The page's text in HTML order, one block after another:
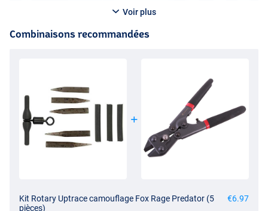
Voir plus
Combinaisons recommandées
Kit Rotary Uptrace camouflage Fox Rage Predator (5
pièces)
€6.97